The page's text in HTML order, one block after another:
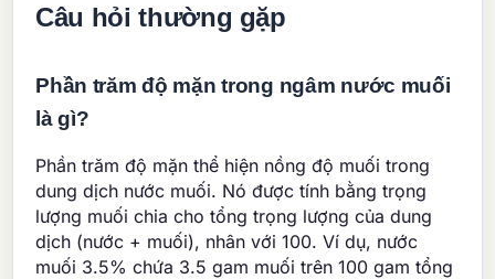
Câu hỏi thường gặp
Phần trăm độ mặn trong ngâm nước muối
là gì?
Phần trăm độ mặn thể hiện nồng độ muối trong
dung dịch nước muối. Nó được tính bằng trọng
lượng muối chia cho tổng trọng lượng của dung
dịch (nước + muối), nhân với 100. Ví dụ, nước
muối 3.5% chứa 3.5 gam muối trên 100 gam tổng